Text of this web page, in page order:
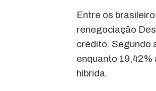
Entre os
renegociação
crédito. Segundo
enquanto
híbrida.